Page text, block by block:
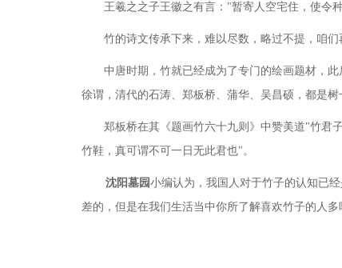
王羲之之子王徽之有言： "暂寄人空宅住，使令
竹的诗文传承下来，难以尽数，略过不提，咱们
中唐时期，竹就已经成为了专门的绘画题材，
徐谓，清代的石涛、郑板桥、蒲华、吴昌硕，都是
郑板桥在其《题画竹六十九则》中赞美道"竹君
竹鞋，真可谓不可一日无此君也"。
沈阳墓园小编认为，我国人对于竹子的认知已
差的，但是在我们生活当中你所了解喜欢竹子的人